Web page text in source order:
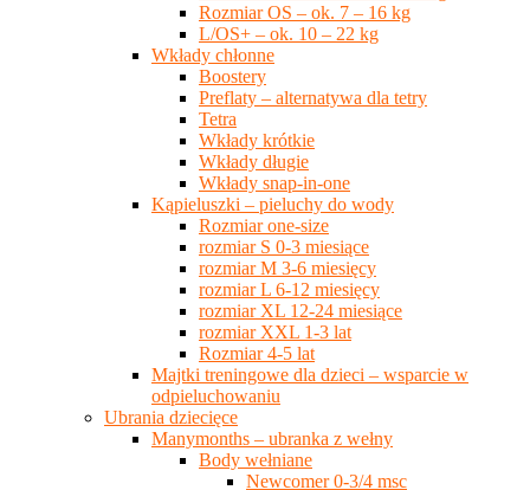
Rozmiar OS – ok. 7 – 16 kg
L/OS+ – ok. 10 – 22 kg
Wkłady chłonne
Boostery
Preflaty – alternatywa dla tetry
Tetra
Wkłady krótkie
Wkłady długie
Wkłady snap-in-one
Kąpieluszki – pieluchy do wody
Rozmiar one-size
rozmiar S 0-3 miesiące
rozmiar M 3-6 miesięcy
rozmiar L 6-12 miesięcy
rozmiar XL 12-24 miesiące
rozmiar XXL 1-3 lat
Rozmiar 4-5 lat
Majtki treningowe dla dzieci – wsparcie w
odpieluchowaniu
Ubrania dziecięce
Manymonths – ubranka z wełny
Body wełniane
Newcomer 0-3/4 msc